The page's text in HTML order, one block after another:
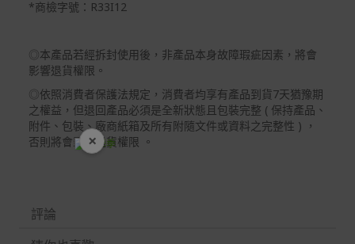
*商檢字號：R33I12
◎本產品若經拆封使用後，非產品本身故障瑕疵因素，將會
影響退貨權限。
◎依照消費者保護法規定，消費者均享有產品到貨7天猶豫期
之權益，但退回產品必須是全新狀態且包裝完整 ( 保持產品、
附件、包裝、廠商紙箱及所有附隨文件或資料之完整性 ) ，
否則將會影響退貨權限 。
評論
× 開學裝備全面降價